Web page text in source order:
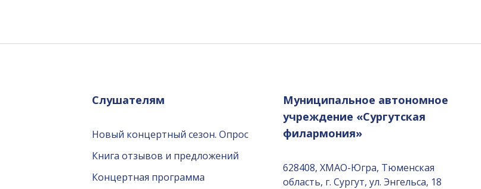
Слушателям
Новый концертный сезон. Опрос
Книга отзывов и предложений
Концертная программа
Муниципальное автономное
учреждение «Сургутская
филармония»
628408, ХМАО-Югра, Тюменская
область, г. Сургут, ул. Энгельса, 18